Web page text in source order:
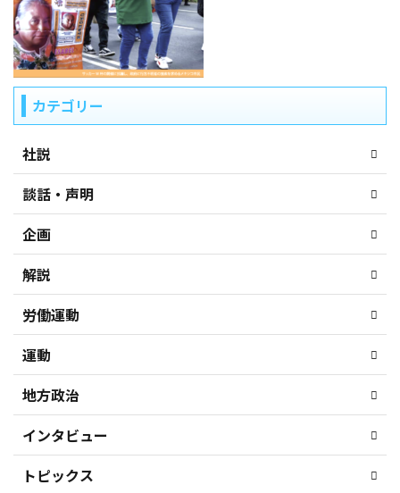
カテゴリー
社説
談話・声明
企画
解説
労働運動
運動
地方政治
インタビュー
トピックス